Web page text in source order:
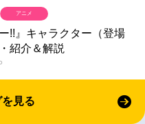
!!』キャラクター（登場
紹介＆解説
アニメ
見る